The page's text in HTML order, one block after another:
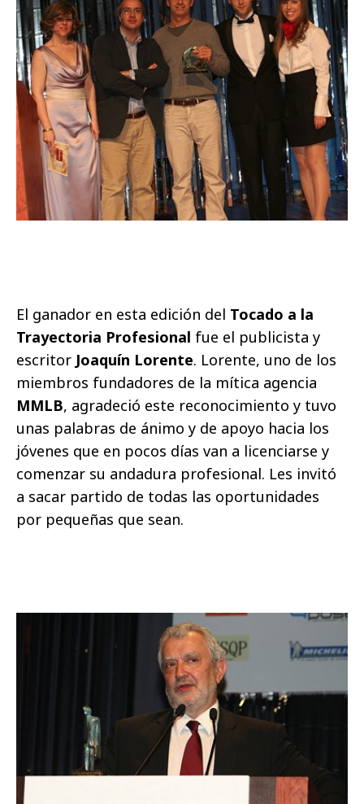
El ganador en esta edición del Tocado a la
Trayectoria Profesional fue el publicista y
escritor Joaquín Lorente. Lorente, uno de los
miembros fundadores de la mítica agencia
MMLB, agradeció este reconocimiento y tuvo
unas palabras de ánimo y de apoyo hacia los
jóvenes que en pocos días van a licenciarse y
comenzar su andadura profesional. Les invitó
a sacar partido de todas las oportunidades
por pequeñas que sean.